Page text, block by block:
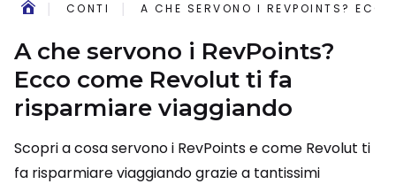
CONTI A CHE SERVONO I REVPOINTS?
A che servono i RevPoints?
Ecco come Revolut ti fa
risparmiare viaggiando
Scopri a cosa servono i RevPoints e come Revolut ti
fa risparmiare viaggiando grazie a tantissimi